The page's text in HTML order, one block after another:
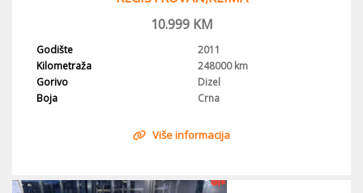
10.999KM
Godište
2011
Kilometraža
248000 km
Gorivo
Dizel
Boja
Crna
Više informacija